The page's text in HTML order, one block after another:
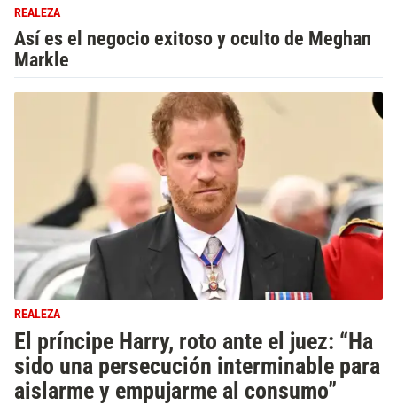
REALEZA
Así es el negocio exitoso y oculto de Meghan
Markle
REALEZA
El príncipe Harry, roto ante el juez: “Ha
sido una persecución interminable para
aislarme y empujarme al consumo”